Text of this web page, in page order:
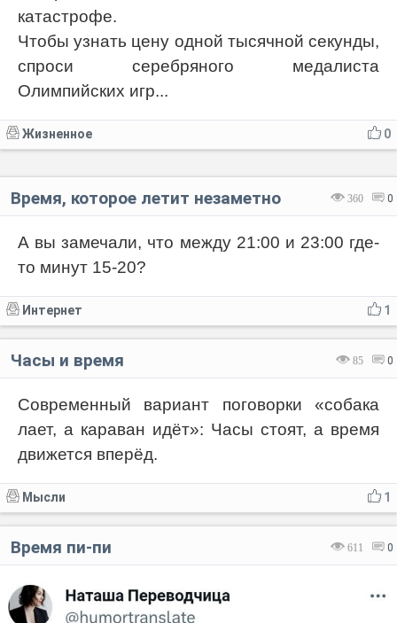
катастрофе.
Чтобы узнать цену одной тысячной секунды,
спроси серебряного медалиста
Олимпийских игр...
0
Жизненное
360 0
Время, которое летит незаметно
А вы замечали, что между 21:00 и 23:00 где-
то минут 15-20?
1
Интернет
85 0
Часы и время
Современный вариант поговорки «собака
лает, а караван идёт»: Часы стоят, а время
движется вперёд.
1
Мысли
611 0
Время пи-пи